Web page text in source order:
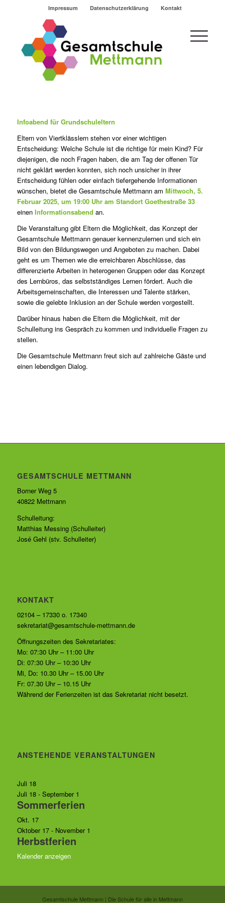
Impressum Datenschutzerklärung Kontakt
Infoabend für Grundschuleltern
Eltern von Viertklässlern stehen vor einer wichtigen
Entscheidung: Welche Schule ist die richtige für mein Kind? Für
diejenigen, die noch Fragen haben, die am Tag der offenen Tür
nicht geklärt werden konnten, sich noch unsicher in ihrer
Entscheidung fühlen oder einfach tiefergehende Informationen
wünschen, bietet die Gesamtschule Mettmann am Mittwoch, 5.
Februar 2025, um 19:00 Uhr am Standort Goethestraße 33
einen Informationsabend an.
Die Veranstaltung gibt Eltern die Möglichkeit, das Konzept der
Gesamtschule Mettmann genauer kennenzulernen und sich ein
Bild von den Bildungswegen und Angeboten zu machen. Dabei
geht es um Themen wie die erreichbaren Abschlüsse, das
differenzierte Arbeiten in heterogenen Gruppen oder das Konzept
des Lernbüros, das selbstständiges Lernen fördert. Auch die
Arbeitsgemeinschaften, die Interessen und Talente stärken,
sowie die gelebte Inklusion an der Schule werden vorgestellt.
Darüber hinaus haben die Eltern die Möglichkeit, mit der
Schulleitung ins Gespräch zu kommen und individuelle Fragen zu
stellen.
Die Gesamtschule Mettmann freut sich auf zahlreiche Gäste und
einen lebendigen Dialog.
GESAMTSCHULE METTMANN
Borner Weg 5
40822 Mettmann
Schulleitung:
Matthias Messing (Schulleiter)
José Gehl (stv. Schulleiter)
KONTAKT
02104 – 17330 o. 17340
sekretariat@gesamtschule-mettmann.de
Öffnungszeiten des Sekretariates:
Mo: 07:30 Uhr – 11:00 Uhr
Di: 07:30 Uhr – 10:30 Uhr
Mi, Do: 10.30 Uhr – 15.00 Uhr
Fr: 07.30 Uhr – 10.15 Uhr
Während der Ferienzeiten ist das Sekretariat nicht besetzt.
ANSTEHENDE VERANSTALTUNGEN
Juli 18
Juli 18- September 1
Sommerferien
Okt. 17
Oktober 17- November 1
Herbstferien
Kalender anzeigen
Gesamtschule Mettmann | Die Schule für alle in Mettmann